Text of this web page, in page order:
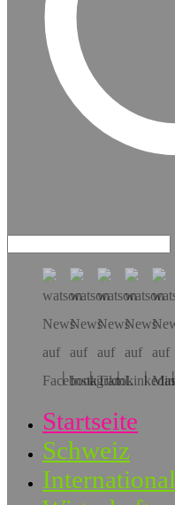
Startseite
Schweiz
International